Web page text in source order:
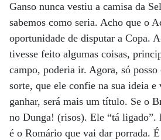
Ganso nunca vestiu a camisa da
sabemos como seria. Acho que o
oportunidade de disputar a Copa.
tivesse feito algumas coisas,
campo, poderia ir. Agora, só posso
sorte, que ele confie na sua ideia
ganhar, será mais um título. Se o
no Dunga! (risos). Ele “tá ligado”.
é o Romário que vai dar porrada.